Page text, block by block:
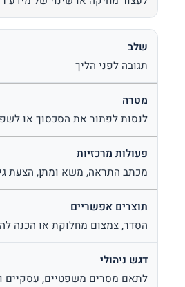
תגובה לפני הליך
לנסות לפתור את הסכסוך או
מכתב התראה, משא ומתן, הצעת
הסדר, צמצום מחלוקת או הכנה
לתאם מסרים משפטיים, עסקיים